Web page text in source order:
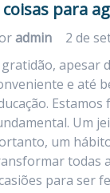
coisas para
admin
2 de
apesar
e até
Um
um
todas
para ser